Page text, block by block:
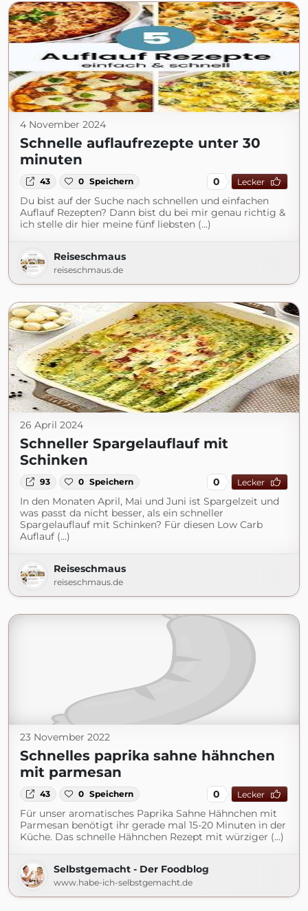
4 November 2024
Schnelle auflaufrezepte unter 30
minuten
43 0 Speichern 0 Lecker
Du bist auf der Suche nach schnellen und einfachen
Auflauf Rezepten? Dann bist du bei mir genau richtig &
ich stelle dir hier meine fünf liebsten (...)
Reiseschmaus
reiseschmaus.de
26 April 2024
Schneller Spargelauflauf mit
Schinken
93 0 Speichern 0 Lecker
In den Monaten April, Mai und Juni ist Spargelzeit und
was passt da nicht besser, als ein schneller
Spargelauflauf mit Schinken? Für diesen Low Carb
Auflauf (...)
Reiseschmaus
reiseschmaus.de
23 November 2022
Schnelles paprika sahne hähnchen
mit parmesan
43 0 Speichern 0 Lecker
Für unser aromatisches Paprika Sahne Hähnchen mit
Parmesan benötigt ihr gerade mal 15-20 Minuten in der
Küche. Das schnelle Hähnchen Rezept mit würziger (...)
Selbstgemacht - Der Foodblog
www.habe-ich-selbstgemacht.de